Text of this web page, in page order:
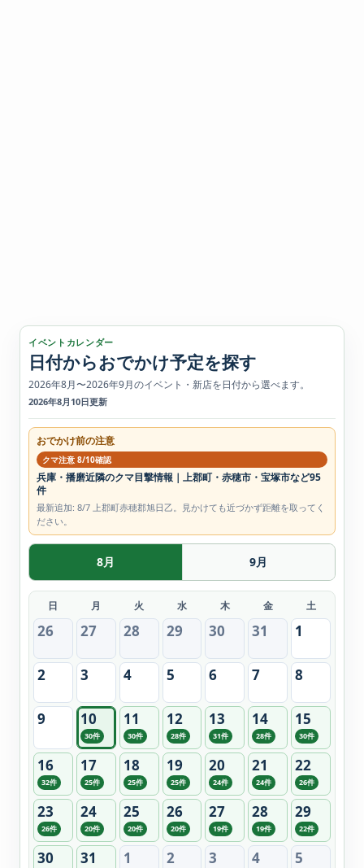
イベントカレンダー
日付からおでかけ予定を探す
2026年8月〜2026年9月のイベント・新店を日付から選べます。
2026年8月10日更新
おでかけ前の注意
クマ注意 8/10確認
兵庫・播磨近隣のクマ目撃情報｜上郡町・赤穂市・宝塚市など95
件
最新追加: 8/7 上郡町赤穂郡旭日乙。見かけても近づかず距離を取ってく
ださい。
8月 9月
日 月 火 水 木 金 土
26 27 28 29 30 31 1
2 3 4 5 6 7 8
9 10
30件
11
30件
12
28件
13
31件
14
28件
15
30件
16
32件
17
25件
18
25件
19
25件
20
24件
21
24件
22
26件
23
26件
24
20件
25
20件
26
20件
27
19件
28
19件
29
22件
30 31 1 2 3 4 5